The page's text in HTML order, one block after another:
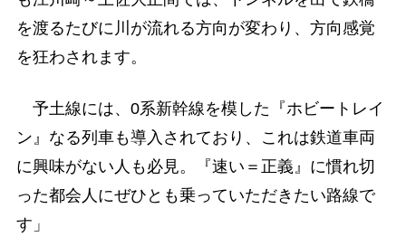
を渡るたびに川が流れる方向が変わり、方向感覚
を狂わされます。
予土線には、0系新幹線を模した『ホビートレイ
ン』なる列車も導入されており、これは鉄道車両
に興味がない人も必見。『速い＝正義』に慣れ切
った都会人にぜひとも乗っていただきたい路線で
す」